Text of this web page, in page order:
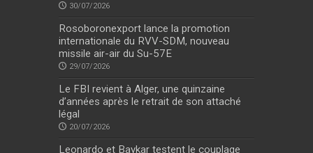
30/07/2026
Rosoboronexport lance la promotion
internationale du RVV-SDM, nouveau
missile air-air du Su-57E
29/07/2026
Le FBI revient à Alger, une quinzaine
d’années après le retrait de son attaché
légal
20/07/2026
Leonardo et Baykar testent le couplage